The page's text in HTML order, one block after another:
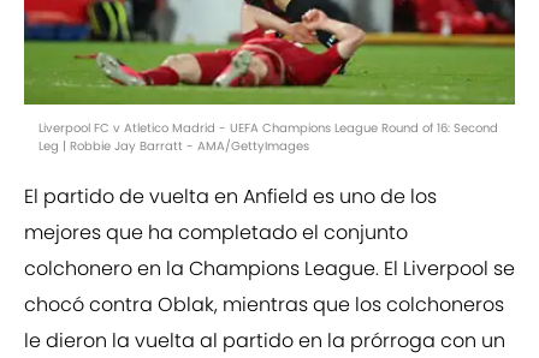
Liverpool FC v Atletico Madrid - UEFA Champions League Round of 16: Second
Leg | Robbie Jay Barratt - AMA/GettyImages
El partido de vuelta en Anfield es uno de los
mejores que ha completado el conjunto
colchonero en la Champions League. El Liverpool se
chocó contra Oblak, mientras que los colchoneros
le dieron la vuelta al partido en la prórroga con un